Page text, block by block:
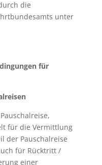
die
unter
für
für die Vermittlung
der Pauschalreise
für Rücktritt /
einer